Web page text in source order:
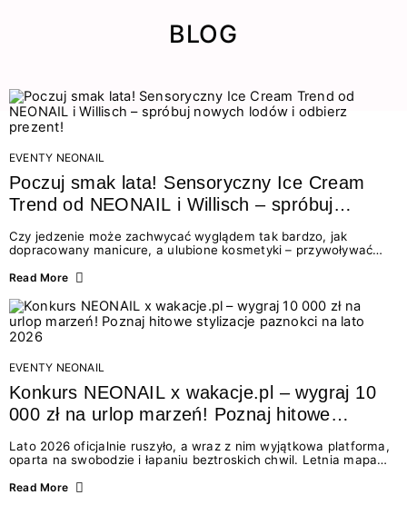
BLOG
EVENTY NEONAIL
Poczuj smak lata! Sensoryczny Ice Cream
Trend od NEONAIL i Willisch – spróbuj
nowych lodów i odbierz prezent!
Czy jedzenie może zachwycać wyglądem tak bardzo, jak
dopracowany manicure, a ulubione kosmetyki – przywoływać
świata beauty i oszałamiających deserów to coś więcej niż
zmysłami: przez soczysty kolor, aksamitną teksturę,
orzeźwiający zapach i słodki akcent na podniebieniu. Tego lata
NEONAIL łączy siły z marką Willisch, tworząc unikalny projekt
na styku jedzenia i piękna....
Read More
EVENTY NEONAIL
Konkurs NEONAIL x wakacje.pl – wygraj 10
000 zł na urlop marzeń! Poznaj hitowe
Lato 2026 oficjalnie ruszyło, a wraz z nim wyjątkowa platforma,
oparta na swobodzie i łapaniu beztroskich chwil. Letnia mapa
doświadczenia wakacji – od spontanicznych wyjazdów, przez
Read More